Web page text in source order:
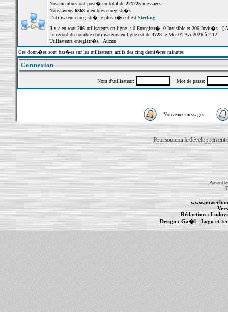
Nos membres ont post� un total de 221225messages
Nous avons 6368membres enregistr�s
L'utilisateur enregistr� le plus r�cent est Sterling
Il y a en tout 206utilisateurs en ligne :: 0 Enregistr�, 0 Invisible et 206 Invit�s [
Le record du nombre d'utilisateurs en ligne est de 3728le Mer 01 Avr 2026 à 2:12
Utilisateurs enregistr�s : Aucun
Ces donn�es sont bas�es sur les utilisateurs actifs des cinq derni�res minutes
Connexion
Nom d'utilisateur: Mot de passe:
Nouveaux messages
Pour soutenir le développement
Powered
Rédaction :
Design : Ga�l- Logo et